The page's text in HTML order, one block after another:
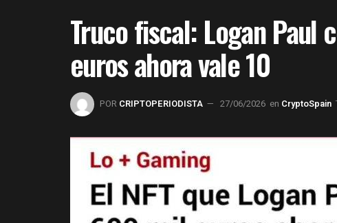
Truco fiscal: Logan Paul
euros ahora vale 10
POR CRIPTOPERIODISTA 27/06/2026 en CryptoSpain